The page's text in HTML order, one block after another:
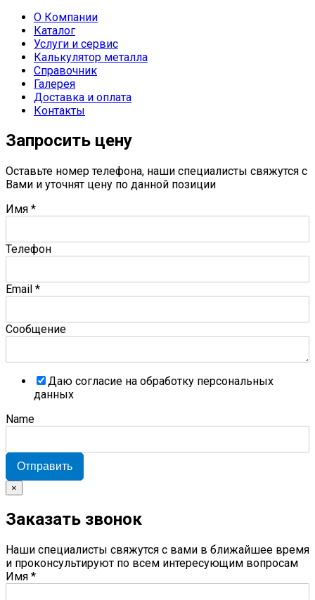
О Компании
Каталог
Услуги и сервис
Калькулятор металла
Справочник
Галерея
Доставка и оплата
Контакты
Запросить цену
Оставьте номер телефона, наши специалисты свяжутся с
Вами и уточнят цену по данной позиции
Имя *
Телефон
Email *
Сообщение
Даю согласие на обработку персональных
данных
Name
Отправить
×
Заказать звонок
Наши специалисты свяжутся с вами в ближайшее время
и проконсультируют по всем интересующим вопросам
Имя *